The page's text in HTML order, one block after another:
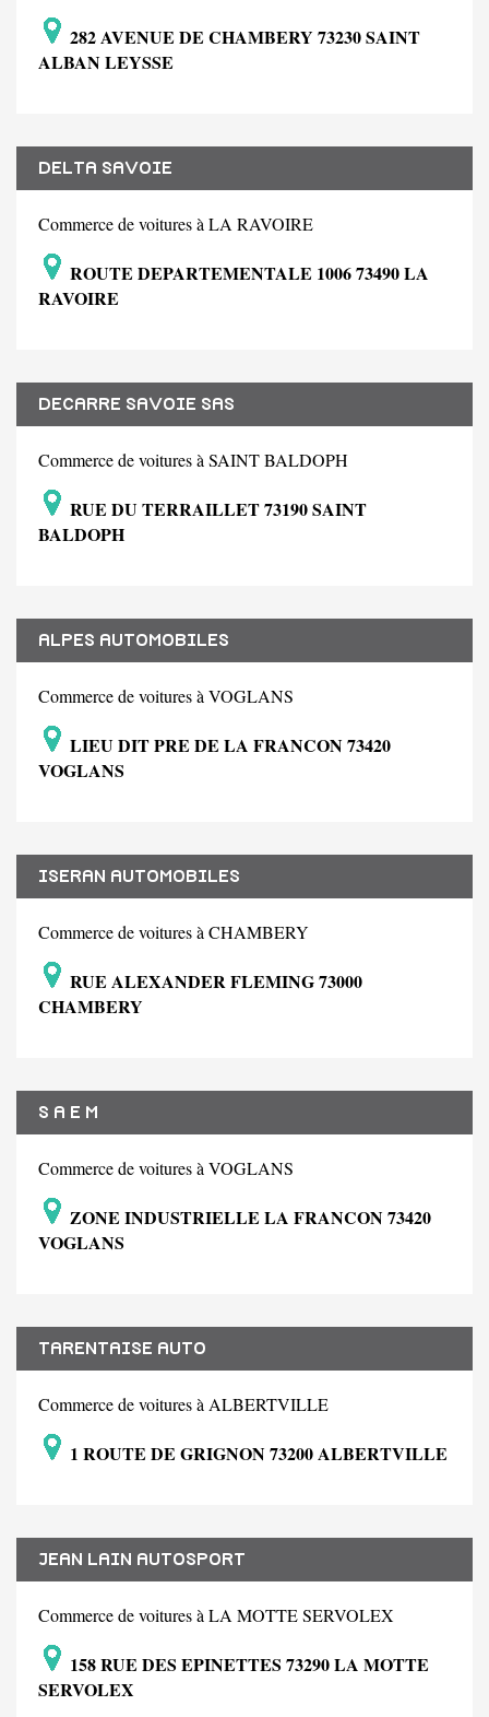
282 AVENUE DE CHAMBERY 73230 SAINT
ALBAN LEYSSE
DELTA SAVOIE
Commerce de voitures à LA RAVOIRE
ROUTE DEPARTEMENTALE 1006 73490 LA
RAVOIRE
DECARRE SAVOIE SAS
Commerce de voitures à SAINT BALDOPH
RUE DU TERRAILLET 73190 SAINT
BALDOPH
ALPES AUTOMOBILES
Commerce de voitures à VOGLANS
LIEU DIT PRE DE LA FRANCON 73420
VOGLANS
ISERAN AUTOMOBILES
Commerce de voitures à CHAMBERY
RUE ALEXANDER FLEMING 73000
CHAMBERY
S A E M
Commerce de voitures à VOGLANS
ZONE INDUSTRIELLE LA FRANCON 73420
VOGLANS
TARENTAISE AUTO
Commerce de voitures à ALBERTVILLE
1 ROUTE DE GRIGNON 73200 ALBERTVILLE
JEAN LAIN AUTOSPORT
Commerce de voitures à LA MOTTE SERVOLEX
158 RUE DES EPINETTES 73290 LA MOTTE
SERVOLEX